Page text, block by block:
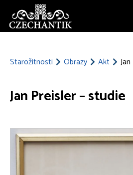
Starožitnosti Obrazy Akt
Jan Preisler – studie